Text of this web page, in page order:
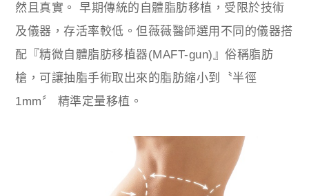
然且真實。 早期傳統的自體脂肪移植，受限於技術
及儀器，存活率較低。但薇薇醫師選用不同的儀器搭
配『精微自體脂肪移植器(MAFT-gun)』俗稱脂肪
槍，可讓抽脂手術取出來的脂肪縮小到〝半徑
1mm〞 精準定量移植。